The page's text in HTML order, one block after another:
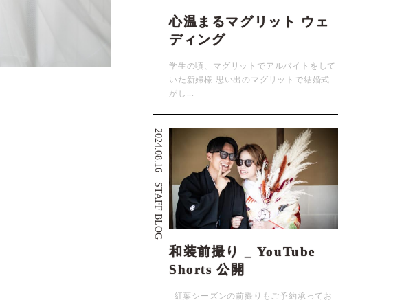
心温まるマグリット ウェ
ディング
学生の頃、マグリットでアルバイトをして
いた新婦様 思い出のマグリットで結婚式
がし...
和装前撮り _ YouTube
Shorts 公開
2024.08.16
STAFF BLOG
紅葉シーズンの前撮りもご予約承ってお